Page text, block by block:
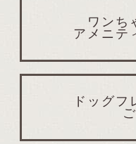
ワンち
アメニテ
ドッグフ